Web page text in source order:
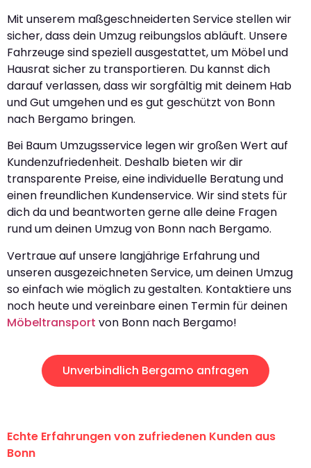
Mit unserem maßgeschneiderten Service stellen wir
sicher, dass dein Umzug reibungslos abläuft. Unsere
Fahrzeuge sind speziell ausgestattet, um Möbel und
Hausrat sicher zu transportieren. Du kannst dich
darauf verlassen, dass wir sorgfältig mit deinem Hab
und Gut umgehen und es gut geschützt von Bonn
nach Bergamo bringen.
Bei Baum Umzugsservice legen wir großen Wert auf
Kundenzufriedenheit. Deshalb bieten wir dir
transparente Preise, eine individuelle Beratung und
einen freundlichen Kundenservice. Wir sind stets für
dich da und beantworten gerne alle deine Fragen
rund um deinen Umzug von Bonn nach Bergamo.
Vertraue auf unsere langjährige Erfahrung und
unseren ausgezeichneten Service, um deinen Umzug
so einfach wie möglich zu gestalten. Kontaktiere uns
noch heute und vereinbare einen Termin für deinen
Möbeltransport von Bonn nach Bergamo!
Unverbindlich Bergamo anfragen
Echte Erfahrungen von zufriedenen Kunden aus
Bonn